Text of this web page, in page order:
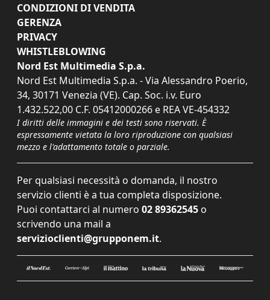
CONDIZIONI DI VENDITA
GERENZA
PRIVACY
WHISTLEBLOWING
Nord Est Multimedia S.p.a.
Nord Est Multimedia S.p.a. - Via Alessandro Poerio,
34, 30171 Venezia (VE). Cap. Soc. i.v. Euro
1.432.522,00 C.F. 05412000266 e REA VE-454332
I diritti delle immagini e dei testi sono riservati. È
espressamente vietata la loro riproduzione con qualsiasi
mezzo e l'adattamento totale o parziale.
Per qualsiasi necessità o domanda, il nostro
servizio clienti è a tua completa disposizione.
Puoi contattarci al numero 02 89362545 o
scrivendo una mail a
servizioclienti@grupponem.it.